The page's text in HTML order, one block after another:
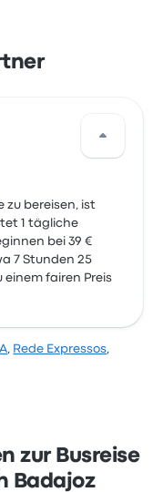
zu bereisen, ist
1 tägliche
bei 39 €
7 Stunden 25
einem fairen Preis
, Rede Expressos,
zur Busreise
Badajoz